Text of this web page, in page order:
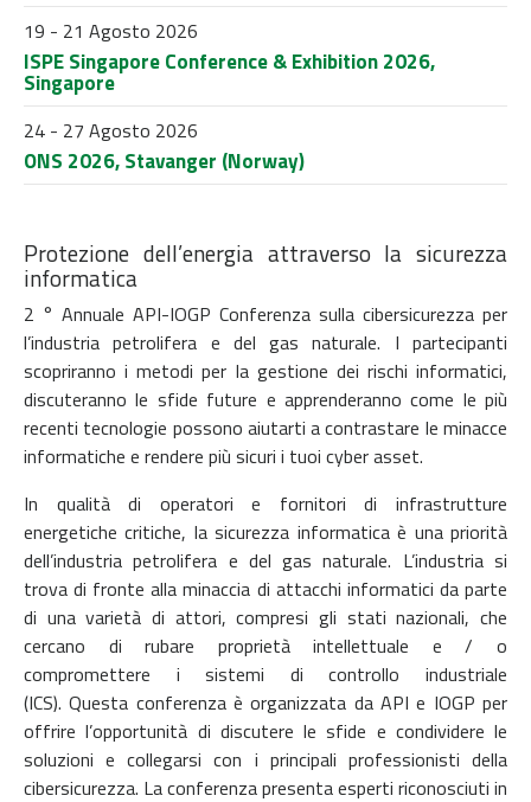
19 - 21 Agosto 2026
ISPE Singapore Conference & Exhibition 2026,
Singapore
24 - 27 Agosto 2026
ONS 2026, Stavanger (Norway)
Protezione dell’energia attraverso la sicurezza
informatica
2 ° Annuale API-IOGP Conferenza sulla cibersicurezza per
l’industria petrolifera e del gas naturale. I partecipanti
scopriranno i metodi per la gestione dei rischi informatici,
discuteranno le sfide future e apprenderanno come le più
recenti tecnologie possono aiutarti a contrastare le minacce
informatiche e rendere più sicuri i tuoi cyber asset.
In qualità di operatori e fornitori di infrastrutture
energetiche critiche, la sicurezza informatica è una priorità
dell’industria petrolifera e del gas naturale. L’industria si
trova di fronte alla minaccia di attacchi informatici da parte
di una varietà di attori, compresi gli stati nazionali, che
cercano di rubare proprietà intellettuale e / o
compromettere i sistemi di controllo industriale
(ICS). Questa conferenza è organizzata da API e IOGP per
offrire l’opportunità di discutere le sfide e condividere le
soluzioni e collegarsi con i principali professionisti della
cibersicurezza. La conferenza presenta esperti riconosciuti in